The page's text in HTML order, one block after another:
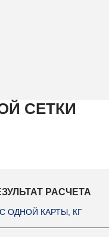
СЕТКИ
РАСЧЕТА
ОДНОЙ КАРТЫ, КГ